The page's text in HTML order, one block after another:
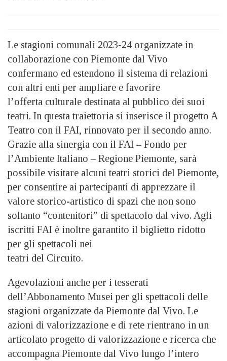
Le stagioni comunali 2023-24 organizzate in
collaborazione con Piemonte dal Vivo
confermano ed estendono il sistema di relazioni
con altri enti per ampliare e favorire
l’offerta culturale destinata al pubblico dei suoi
teatri. In questa traiettoria si inserisce il progetto A
Teatro con il FAI, rinnovato per il secondo anno.
Grazie alla sinergia con il FAI – Fondo per
l’Ambiente Italiano – Regione Piemonte, sarà
possibile visitare alcuni teatri storici del Piemonte,
per consentire ai partecipanti di apprezzare il
valore storico-artistico di spazi che non sono
soltanto “contenitori” di spettacolo dal vivo. Agli
iscritti FAI è inoltre garantito il biglietto ridotto
per gli spettacoli nei
teatri del Circuito.
Agevolazioni anche per i tesserati
dell’Abbonamento Musei per gli spettacoli delle
stagioni organizzate da Piemonte dal Vivo. Le
azioni di valorizzazione e di rete rientrano in un
articolato progetto di valorizzazione e ricerca che
accompagna Piemonte dal Vivo lungo l’intero